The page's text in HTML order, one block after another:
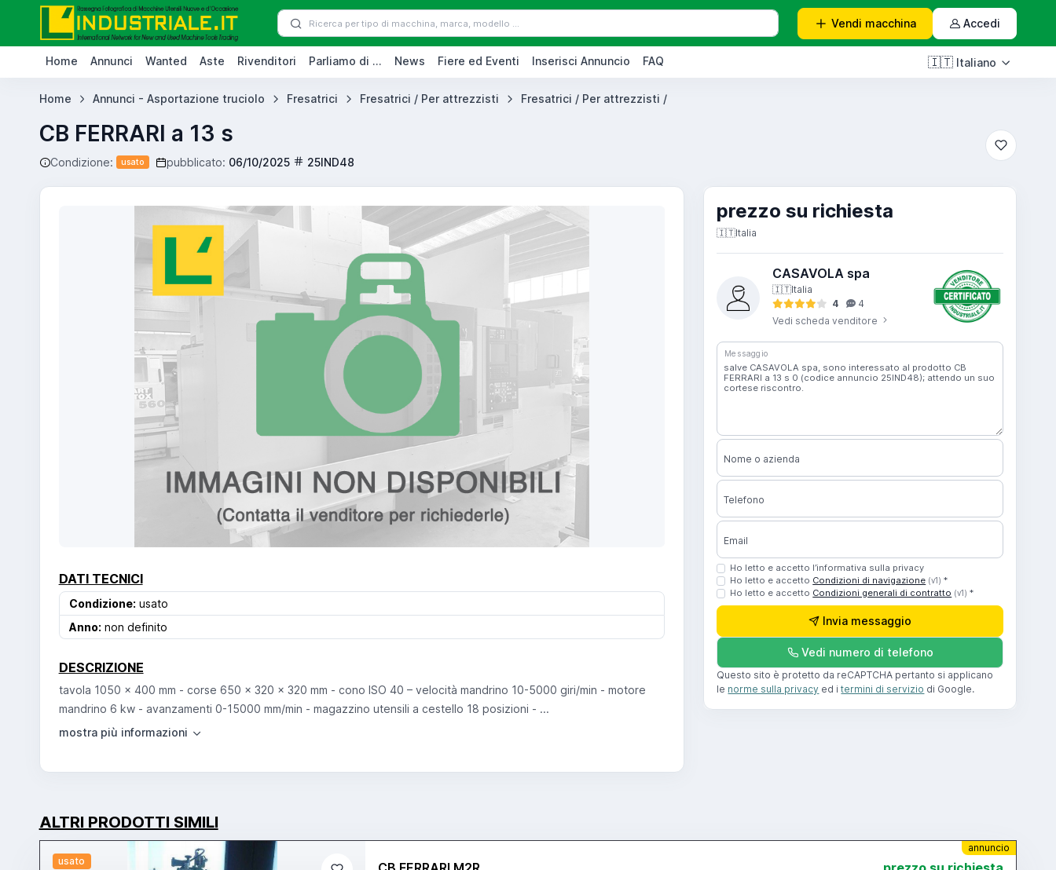
Vendi macchina Accedi
Home Annunci Wanted Aste Rivenditori Parliamo di ... News Fiere ed Eventi Inserisci Annuncio FAQ 🇮🇹 Italiano
Home Annunci - Asportazione truciolo Fresatrici Fresatrici / Per attrezzisti Fresatrici / Per attrezzisti /
CB FERRARI a 13 s
Condizione: usato pubblicato: 06/10/2025 25IND48
DATI TECNICI
Condizione: usato
Anno: non definito
DESCRIZIONE
tavola 1050 x 400 mm - corse 650 x 320 x 320 mm - cono ISO 40 – velocità mandrino 10-5000 giri/min - motore
mandrino 6 kw - avanzamenti 0-15000 mm/min - magazzino utensili a cestello 18 posizioni - ...
prezzo su richiesta
🇮🇹Italia
CASAVOLA spa
🇮🇹Italia
4
4
Vedi scheda venditore
Messaggio
Nome o azienda
Telefono
Email
Ho letto e accetto l’informativa sulla privacy
Ho letto e accetto Condizioni di navigazione (v1) *
Ho letto e accetto Condizioni generali di contratto (v1) *
Invia messaggio
Vedi numero di telefono
Questo sito è protetto da reCAPTCHA pertanto si applicano
le norme sulla privacy ed itermini di servizio di Google.
ALTRI PRODOTTI SIMILI
usato
annuncio